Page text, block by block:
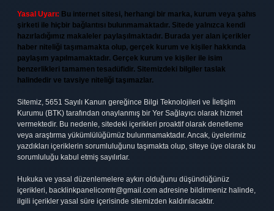
Yasal Uyarı: Bu internet sitesi, herhangi bir marka, kurum veya şahıs
şirketi ile hiçbir bağlantısı bulunmamaktadır. Sitede yalnızca kendi
hazırladığımız makaleler paylaşılmaktadır. Burada yer alan içerikler
haber niteliği taşımamakta olup, gerçek kurum ve kişiler hakkında
paylaşım yapılmamaktadır. Gerçek kurum ve kişiler ile isim
benzerlikleri tamamen tesadüfidir. Sitemizdeki bilgiler taslak
halindedir ve tavsiye niteliği taşımazlar.
Sitemiz, 5651 Sayılı Kanun gereğince Bilgi Teknolojileri ve İletişim
Kurumu (BTK) tarafından onaylanmış bir Yer Sağlayıcı olarak hizmet
vermektedir. Bu nedenle, sitedeki içerikleri proaktif olarak denetleme
veya araştırma yükümlülüğümüz bulunmamaktadır. Ancak, üyelerimiz
yazdıkları içeriklerin sorumluluğunu taşımakta olup, siteye üye olarak bu
sorumluluğu kabul etmiş sayılırlar.
Hukuka ve yasal düzenlemelere aykırı olduğunu düşündüğünüz
içerikleri, backlinkpanelicomtr@gmail.com adresine bildirmeniz halinde,
ilgili içerikler yasal süre içerisinde sitemizden kaldırılacaktır.